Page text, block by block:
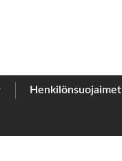
Henkilönsuojaimet